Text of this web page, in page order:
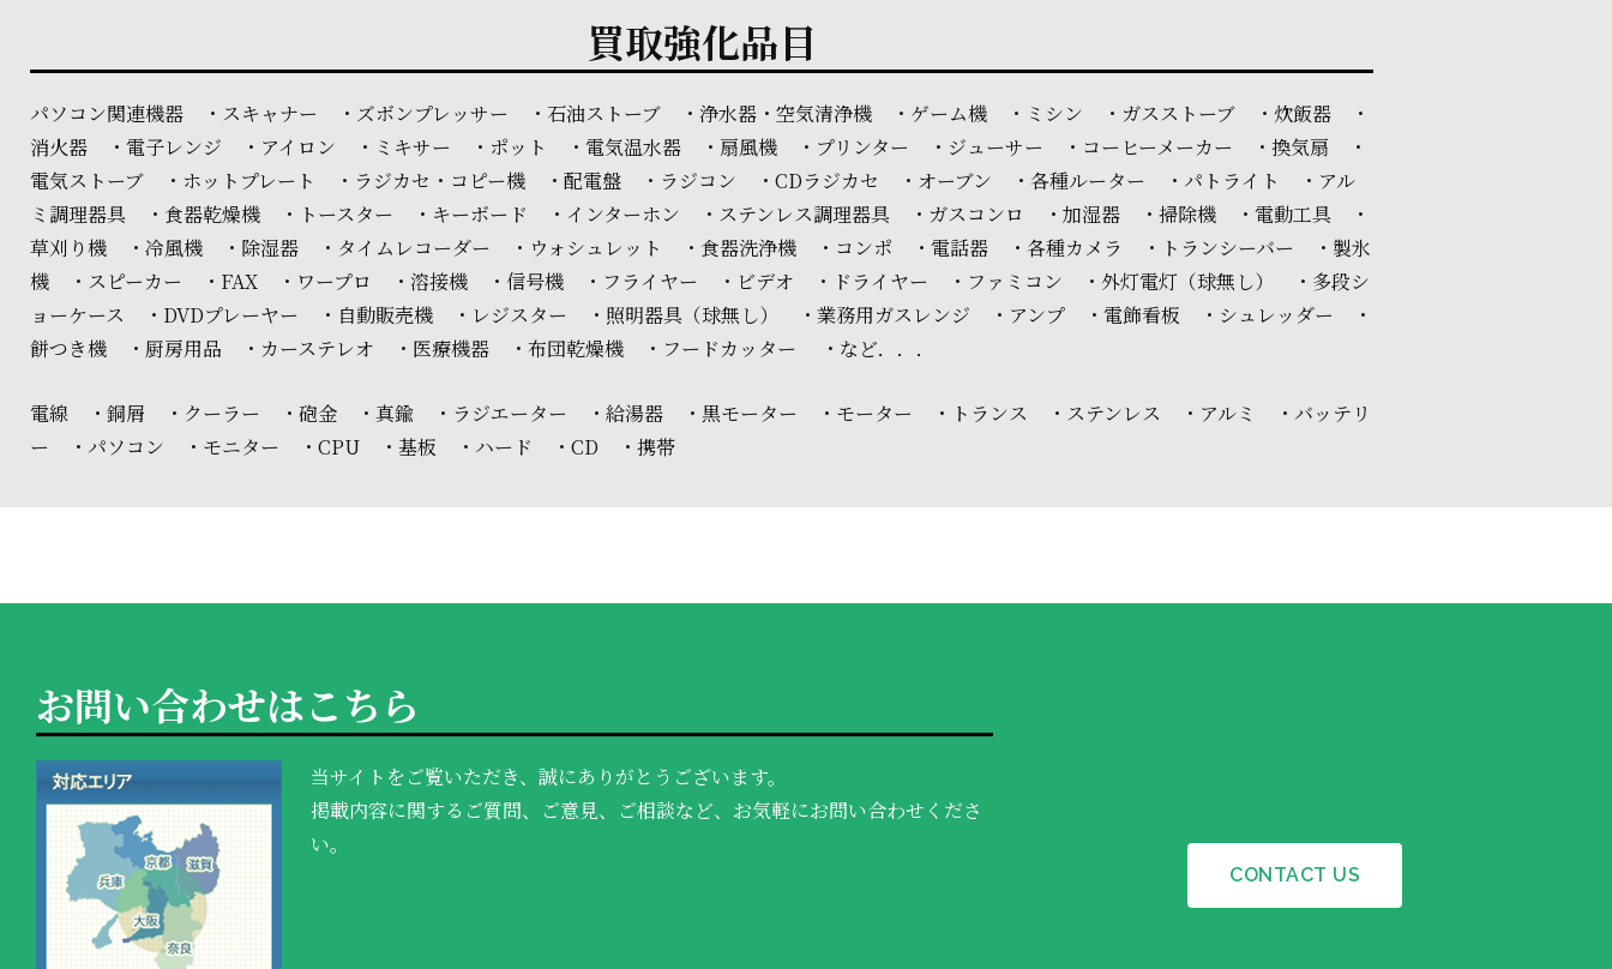
買取強化品目
パソコン関連機器 ・スキャナー ・ズボンプレッサー ・石油ストーブ ・浄水器・空気清浄機 ・ゲーム機 ・ミシン ・ガスストーブ ・炊飯器 ・
消火器 ・電子レンジ ・アイロン ・ミキサー ・ポット ・電気温水器 ・扇風機 ・プリンター ・ジューサー ・コーヒーメーカー ・換気扇 ・
電気ストーブ ・ホットプレート ・ラジカセ・コピー機 ・配電盤 ・ラジコン ・CDラジカセ ・オーブン ・各種ルーター ・パトライト ・アル
ミ調理器具 ・食器乾燥機 ・トースター ・キーボード ・インターホン ・ステンレス調理器具 ・ガスコンロ ・加湿器 ・掃除機 ・電動工具 ・
草刈り機 ・冷風機 ・除湿器 ・タイムレコーダー ・ウォシュレット ・食器洗浄機 ・コンポ ・電話器 ・各種カメラ ・トランシーバー ・製氷
機 ・スピーカー ・FAX ・ワープロ ・溶接機 ・信号機 ・フライヤー ・ビデオ ・ドライヤー ・ファミコン ・外灯電灯（球無し） ・多段シ
ョーケース ・DVDプレーヤー ・自動販売機 ・レジスター ・照明器具（球無し） ・業務用ガスレンジ ・アンプ ・電飾看板 ・シュレッダー ・
餅つき機 ・厨房用品 ・カーステレオ ・医療機器 ・布団乾燥機 ・フードカッター ・など．．．
電線 ・銅屑 ・クーラー ・砲金 ・真鍮 ・ラジエーター ・給湯器 ・黒モーター ・モーター ・トランス ・ステンレス ・アルミ ・バッテリ
ー ・パソコン ・モニター ・CPU ・基板 ・ハード ・CD ・携帯
お問い合わせはこちら
当サイトをご覧いただき、誠にありがとうございます。
掲載内容に関するご質問、ご意見、ご相談など、お気軽にお問い合わせくださ
い。
CONTACT US